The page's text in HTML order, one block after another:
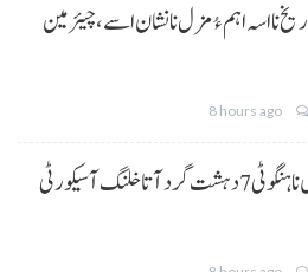
نا اسہ اہم ءُ مزل نا نشان اسے، چیئرمین
8 hours ago
وزیراعلیٰ بلوچستان میر سرفراز بگٹی نا ہنگو ٹی 7 دہشت گرد آتا خلنگ آ سیکورٹی